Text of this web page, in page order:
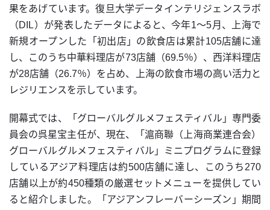
果をあげています。復旦大学データインテリジェンスラボ
（DIL）が発表したデータによると、今年1～5月、上海で
新規オープンした「初出店」の飲食店は累計105店舗に達
し、このうち中華料理店が73店舗（69.5％）、西洋料理店
が28店舗（26.7％）を占め、上海の飲食市場の高い活力と
レジリエンスを示しています。
開幕式では、「グローバルグルメフェスティバル」専門委
員会の呉星宝主任が、現在、「滬商聯（上海商業連合会）
グローバルグルメフェスティバル」ミニプログラムに登録
しているアジア料理店は約500店舗に達し、このうち270
店舗以上が約450種類の厳選セットメニューを提供してい
ると紹介しました。「アジアンフレーバーシーズン」期間